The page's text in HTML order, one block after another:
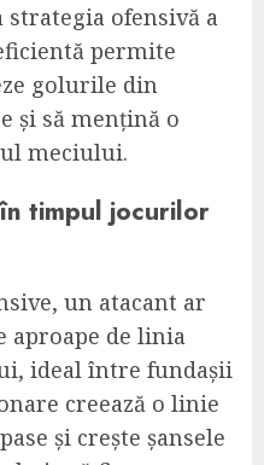
ofensivă a
permite
golurile din
și să mențină o
meciului.
timpul jocurilor
un atacant ar
aproape de linia
ideal între fundașii
creează o linie
și crește șansele